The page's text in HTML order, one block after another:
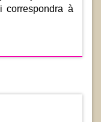
correspondra à